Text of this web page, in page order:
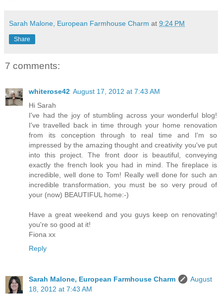
Sarah Malone, European Farmhouse Charm at 9:24 PM
Share
7 comments:
whiterose42 August 17, 2012 at 7:43 AM
Hi Sarah
I've had the joy of stumbling across your wonderful blog!
I've travelled back in time through your home renovation
from its conception through to real time and I'm so
impressed by the amazing thought and creativity you've put
into this project. The front door is beautiful, conveying
exactly the french look you had in mind. The fireplace is
incredible, well done to Tom! Really well done for such an
incredible transformation, you must be so very proud of
your (now) BEAUTIFUL home:-)
Have a great weekend and you guys keep on renovating!
you're so good at it!
Fiona xx
Reply
Sarah Malone, European Farmhouse Charm
August
18, 2012 at 7:43 AM